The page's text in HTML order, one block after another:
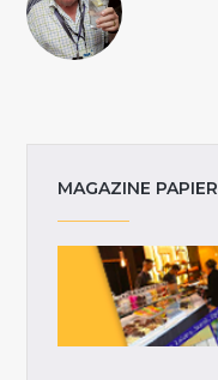
MAGAZINE PAPIER